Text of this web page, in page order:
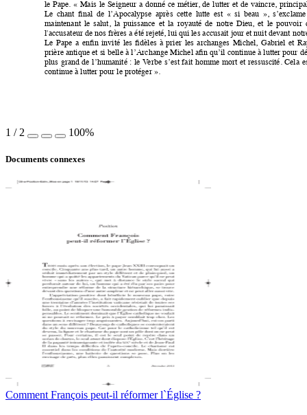
le Pape. « Mais le Seigneur a donné ce métier, de lutter et de vaincre,
Le chant ﬁnal de l’Apocalypse après cette lutte est « !si beau »,
s’exclame
maintenant le salut, la puissance et la royauté de notre Dieu, et le pouvoir
l'accusateur de nos frères a été rejeté, lui qui les accusait jour et nuit devant
Le Pape a enﬁn invité les ﬁdèles à prier les archanges Michel, Gabriel et
prière antique et si belle à l’Archange Michel aﬁn qu’il continue à lutter pour
plus grand de l’humanité : le Verbe s’est fait homme mort et ressuscité. Cela
continue à lutter pour le protéger! ».
1 / 2 100%
Documents connexes
Comment François peut-il réformer l`Église ?